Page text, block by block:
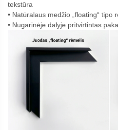
tekstūra
Natūralaus medžio „floating“ tipo
Nugarinėje dalyje pritvirtintas